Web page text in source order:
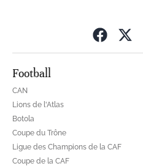
Football
CAN
Lions de l'Atlas
Botola
Coupe du Trône
Ligue des Champions de la CAF
Coupe de la CAF